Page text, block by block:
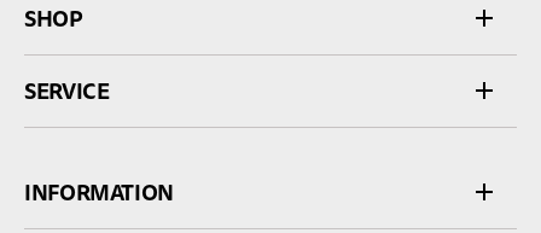
SHOP
SERVICE
INFORMATION